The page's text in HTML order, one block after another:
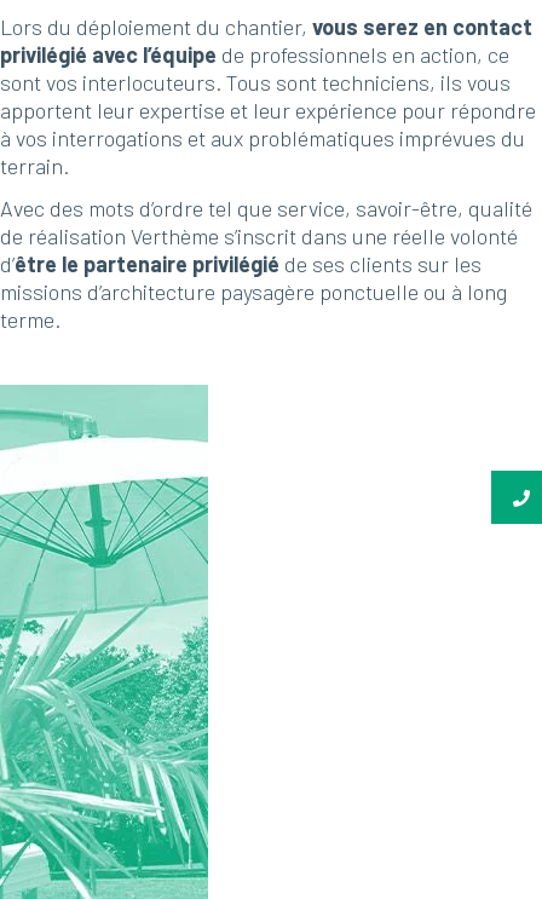
Lors du déploiement du chantier, vous serez en contact
privilégié avec l’équipe de professionnels en action, ce
sont vos interlocuteurs. Tous sont techniciens, ils vous
apportent leur expertise et leur expérience pour répondre
à vos interrogations et aux problématiques imprévues du
terrain.
Avec des mots d’ordre tel que service, savoir-être, qualité
de réalisation Verthème s’inscrit dans une réelle volonté
d’être le partenaire privilégié de ses clients sur les
missions d’architecture paysagère ponctuelle ou à long
terme.